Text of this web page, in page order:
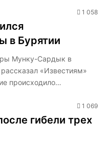
1 058
в Бурятии
Мунку-Сардык в
«Известиям»
происходило…
1 069
гибели трех